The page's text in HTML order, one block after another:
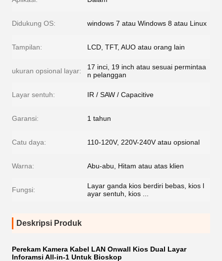
Didukung OS: windows 7 atau Windows 8 atau Linux
Tampilan: LCD, TFT, AUO atau orang lain
ukuran opsional layar:
17 inci, 19 inch atau sesuai permintaa
n pelanggan
Layar sentuh: IR / SAW / Capacitive
Garansi: 1 tahun
Catu daya: 110-120V, 220V-240V atau opsional
Warna: Abu-abu, Hitam atau atas klien
Fungsi:
Layar ganda kios berdiri bebas, kios l
ayar sentuh, kios ...
Deskripsi Produk
Perekam Kamera Kabel LAN Onwall Kios Dual Layar
Inforamsi All-in-1 Untuk Bioskop